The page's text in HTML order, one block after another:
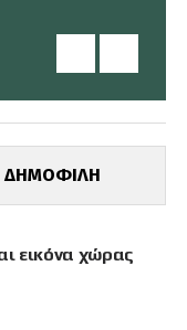
ΔΗΜΟΦΙΛΗ
εικόνα χώρας